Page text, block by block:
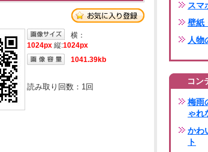
横：
1024px 縦:1024px
1041.39kb
読み取り回数： 1回
スマ
壁紙
人物
コン
梅雨
ゃれ
かわ
ト